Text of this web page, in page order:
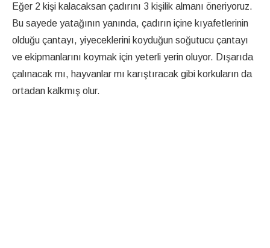
Eğer 2 kişi kalacaksan çadırını 3 kişilik almanı öneriyoruz.
Bu sayede yatağının yanında, çadırın içine kıyafetlerinin
olduğu çantayı, yiyeceklerini koyduğun soğutucu çantayı
ve ekipmanlarını koymak için yeterli yerin oluyor. Dışarıda
çalınacak mı, hayvanlar mı karıştıracak gibi korkuların da
ortadan kalkmış olur.